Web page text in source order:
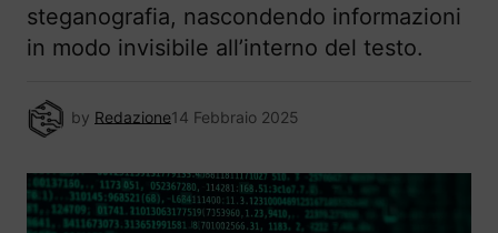
steganografia, nascondendo informazioni
in modo invisibile all’interno del testo.
by Redazione14 Febbraio 2025